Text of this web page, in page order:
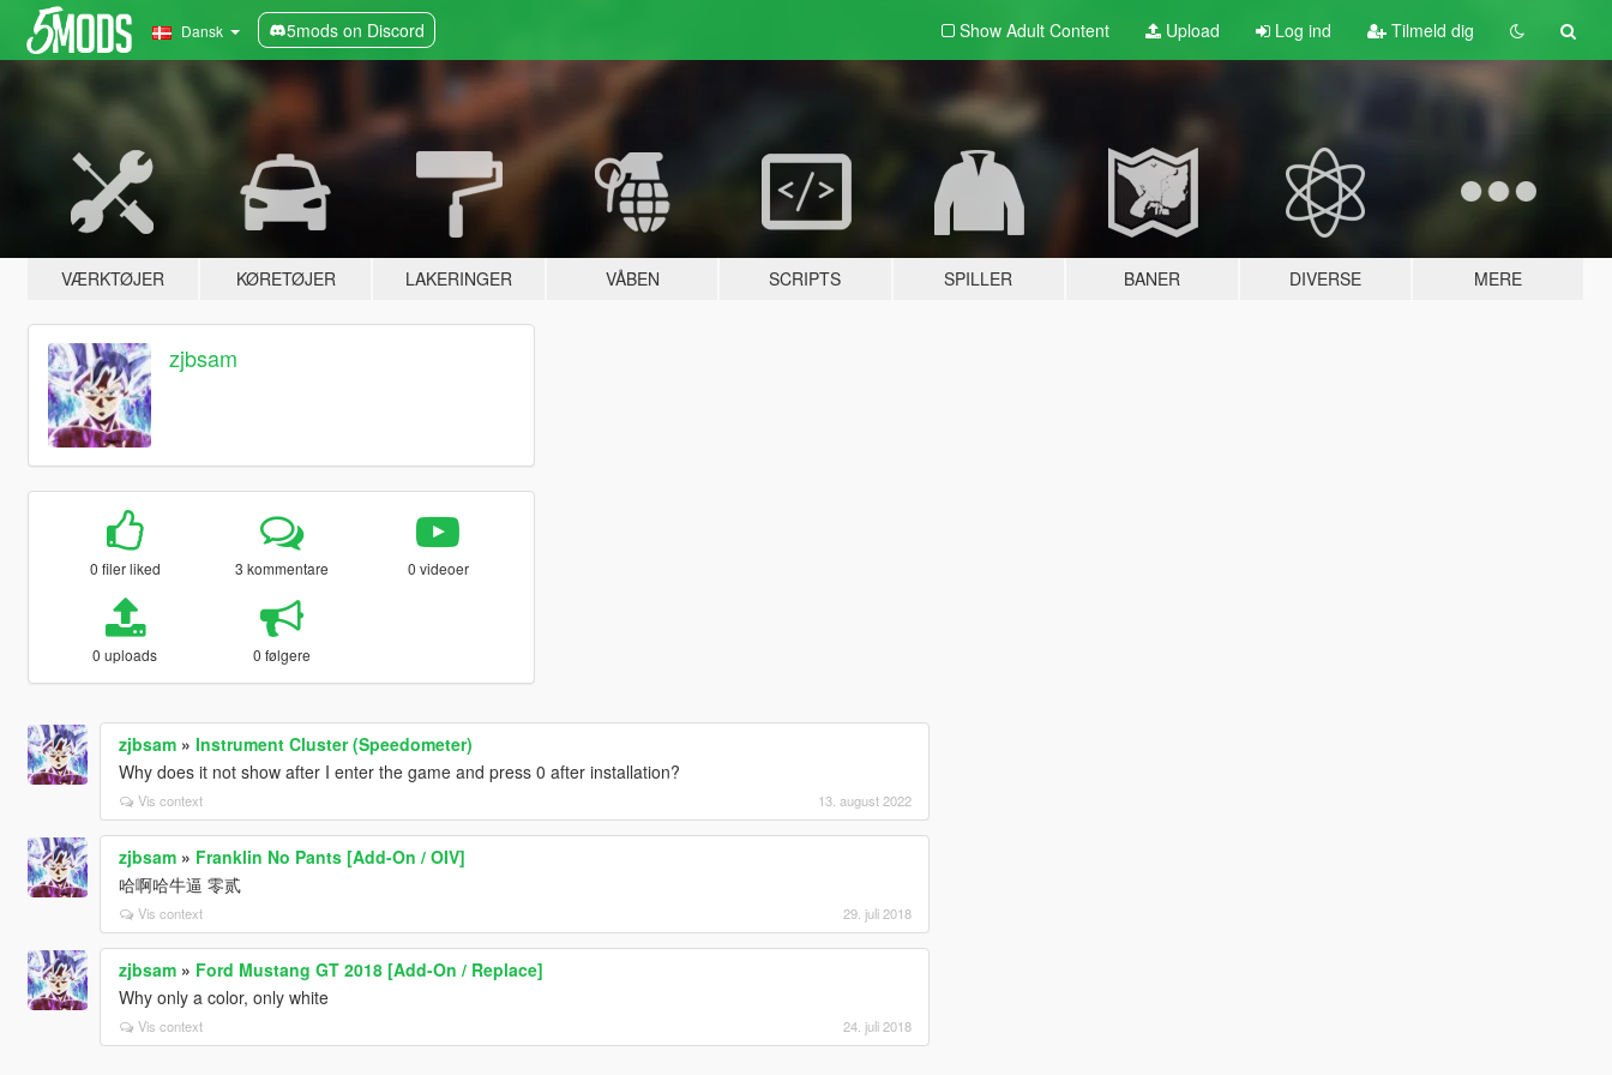
Dansk 5mods on Discord Show Adult Content Upload Log ind Tilmeld dig
VÆRKTØJER KØRETØJER LAKERINGER VÅBEN SCRIPTS SPILLER BANER DIVERSE MERE
zjbsam
0 filer liked 3 kommentare 0 videoer
0 uploads 0 følgere
zjbsam» Instrument Cluster (Speedometer)
Why does it not show after I enter the game and press 0 after installation?
Vis context 13. august 2022
zjbsam» Franklin No Pants [Add-On / OIV]
哈啊哈牛逼 零贰
Vis context 29. juli 2018
zjbsam» Ford Mustang GT 2018 [Add-On / Replace]
Why only a color, only white
Vis context 24. juli 2018